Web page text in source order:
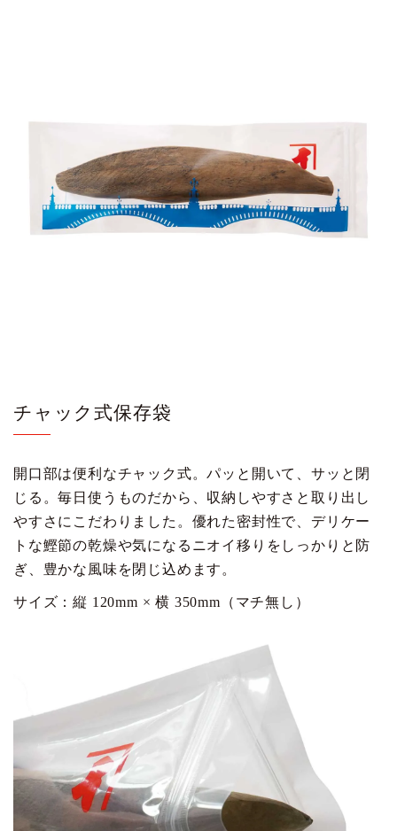
チャック式保存袋
開口部は便利なチャック式。パッと開いて、サッと閉
じる。毎日使うものだから、収納しやすさと取り出し
やすさにこだわりました。優れた密封性で、デリケー
トな鰹節の乾燥や気になるニオイ移りをしっかりと防
ぎ、豊かな風味を閉じ込めます。
サイズ：縦 120mm × 横 350mm（マチ無し）